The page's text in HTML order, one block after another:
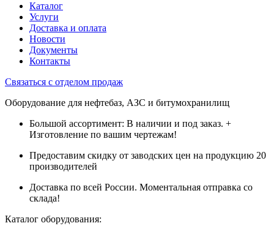
Каталог
Услуги
Доставка и оплата
Новости
Документы
Контакты
Связаться с отделом продаж
Оборудование для нефтебаз, АЗС и битумохранилищ
Большой ассортимент: В наличии и под заказ. +
Изготовление по вашим чертежам!
Предоставим скидку от заводских цен на продукцию 20
производителей
Доставка по всей России. Моментальная отправка со
склада!
Каталог оборудования: